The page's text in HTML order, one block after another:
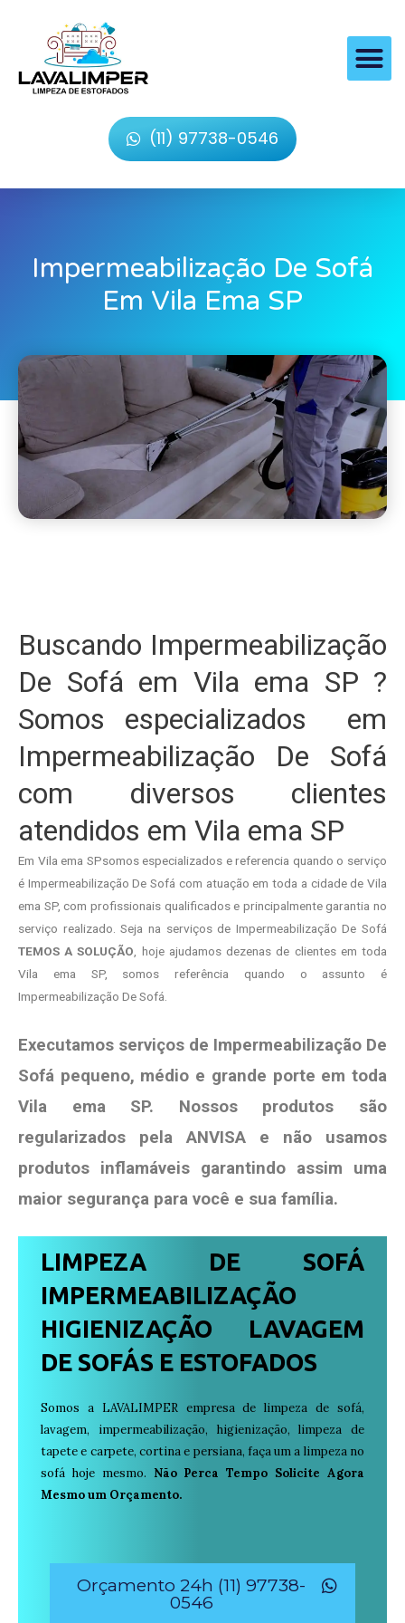
(11) 97738-0546
Impermeabilização De Sofá
Em Vila Ema SP
Buscando Impermeabilização
De Sofá em Vila ema SP ?
Somos especializados em
Impermeabilização De Sofá
com diversos clientes
atendidos em Vila ema SP
Em Vila ema SPsomos especializados e referencia quando o serviço
é Impermeabilização De Sofá com atuação em toda a cidade de Vila
ema SP, com profissionais qualificados e principalmente garantia no
serviço realizado. Seja na serviços de Impermeabilização De Sofá
TEMOS A SOLUÇÃO , hoje ajudamos dezenas de clientes em toda
Vila ema SP, somos referência quando o assunto é
Impermeabilização De Sofá.
Executamos serviços de Impermeabilização De
Sofá pequeno, médio e grande porte em toda
Vila ema SP. Nossos produtos são
regularizados pela ANVISA e não usamos
produtos inflamáveis garantindo assim uma
maior segurança para você e sua família.
LIMPEZA DE SOFÁ
IMPERMEABILIZAÇÃO
HIGIENIZAÇÃO LAVAGEM
DE SOFÁS E ESTOFADOS
Somos a LAVALIMPER empresa de limpeza de sofá,
lavagem, impermeabilização, higienização, limpeza de
tapete e carpete, cortina e persiana, faça um a limpeza no
sofá hoje mesmo. Não Perca Tempo Solicite Agora
Mesmo um Orçamento.
Orçamento 24h (11) 97738-
0546